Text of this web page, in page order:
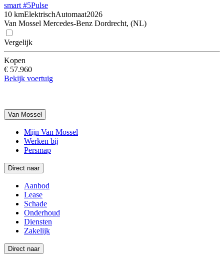
smart #5Pulse
10 kmElektrischAutomaat2026
Van Mossel Mercedes-Benz Dordrecht, (NL)
Vergelijk
Kopen
€ 57.960
Bekijk voertuig
Van Mossel
Mijn Van Mossel
Werken bij
Persmap
Direct naar
Aanbod
Lease
Schade
Onderhoud
Diensten
Zakelijk
Direct naar